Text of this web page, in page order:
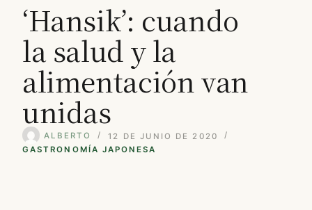
‘Hansik’: cuando
la salud y la
alimentación van
unidas
ALBERTO
12 DE JUNIO DE 2020
GASTRONOMÍA JAPONESA